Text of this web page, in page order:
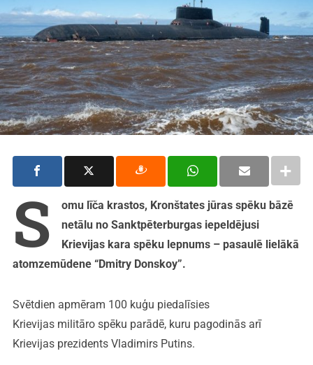
S
omu līča krastos, Kronštates jūras spēku bāzē
netālu no Sanktpēterburgas iepeldējusi
Krievijas kara spēku lepnums – pasaulē lielākā
atomzemūdene “Dmitry Donskoy”.
Svētdien apmēram 100 kuģu piedalīsies
Krievijas militāro spēku parādē, kuru pagodinās arī
Krievijas prezidents Vladimirs Putins.